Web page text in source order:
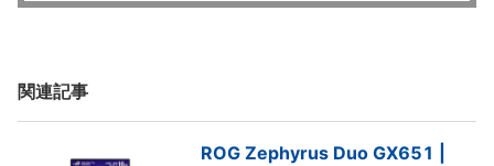
関連記事
ROG Zephyrus Duo GX651 |